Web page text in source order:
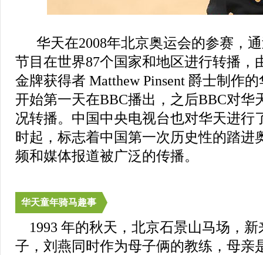
华天在2008年北京奥运会的参赛，
节目在世界87个国家和地区进行转播，
金牌获得者 Matthew Pinsent 爵士制作
开始第一天在BBC播出，之后BBC对华
况转播。中国中央电视台也对华天进行
时起，标志着中国第一次历史性的踏进
频和媒体报道被广泛的传播。
华天童年骑马趣事
1993 年的秋天，北京石景山马场，新
子，刘燕同时作为母子俩的教练，母亲